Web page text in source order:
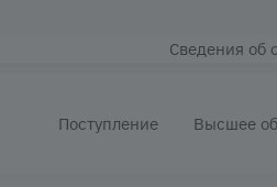
Сведения об
Поступление Высшее